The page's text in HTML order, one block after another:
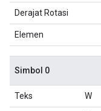
Derajat Rotasi
Elemen
Simbol 0
Teks W